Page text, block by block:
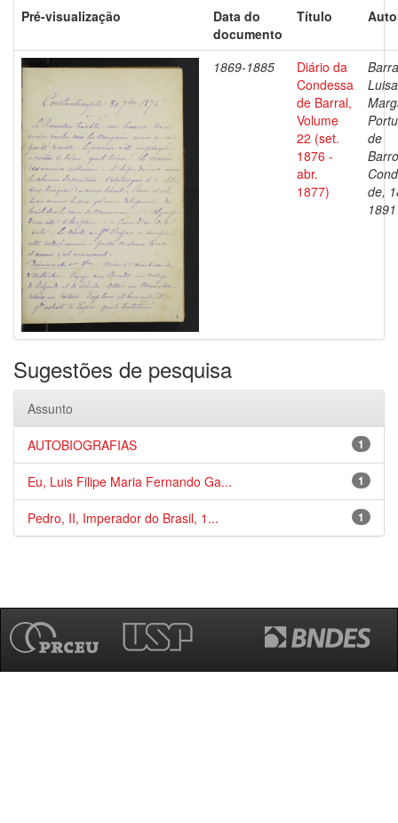
Pré-visualização
Data do
documento
Título
1869-1885
Diário da
Condessa
de Barral,
Volume
22 (set.
1876 -
abr.
1877)
Luisa
de
de,
1891
Sugestões de pesquisa
Assunto
1
AUTOBIOGRAFIAS
1
Eu, Luis Filipe Maria Fernando Ga...
1
Pedro, II, Imperador do Brasil, 1...